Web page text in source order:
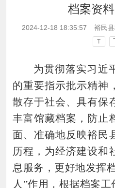
档案资
2024-12-18 18:35:57 裕民
T
为贯彻落实习近
的重要指示批示精神
散存于社会、具有保
丰富馆藏档案， 防止
面、准确地反映裕民
历程，为经济建设和
息服务，更好地发挥
人”作用，根据档案工